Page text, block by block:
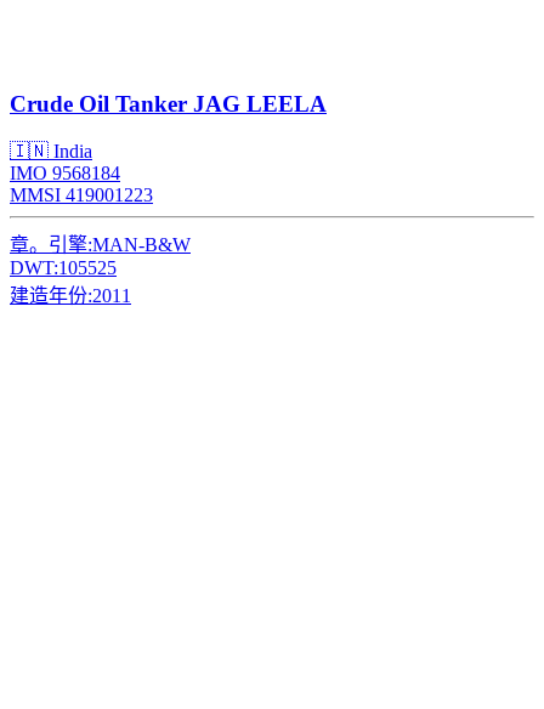
Crude Oil Tanker JAG LEELA
🇮🇳 India
IMO 9568184
MMSI 419001223
章。引擎:MAN-B&W
DWT:105525
建造年份:2011